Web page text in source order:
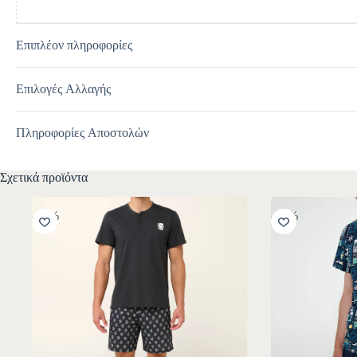
Επιπλέον πληροφορίες
Επιλογές Αλλαγής
Πληροφορίες Αποστολών
Σχετικά προϊόντα
-30% -30%